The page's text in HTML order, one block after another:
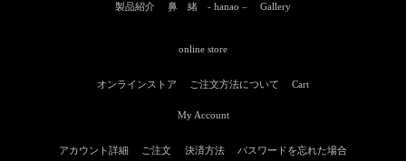
製品紹介 鼻 緒 ‐ hanao – Gallery
online store
オンラインストア ご注文方法について Cart
My Account
アカウント詳細 ご注文 決済方法 パスワードを忘れた場合